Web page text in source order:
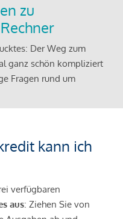
zu
Der Weg zum
ganz schön kompliziert
Fragen rund um
kann ich
verfügbaren
aus: Ziehen Sie von